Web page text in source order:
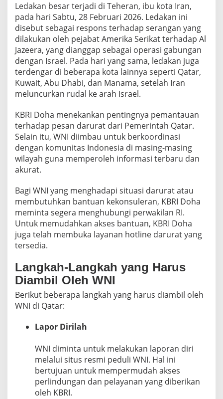
Ledakan besar terjadi di Teheran, ibu kota Iran,
pada hari Sabtu, 28 Februari 2026. Ledakan ini
disebut sebagai respons terhadap serangan yang
dilakukan oleh pejabat Amerika Serikat terhadap Al
Jazeera, yang dianggap sebagai operasi gabungan
dengan Israel. Pada hari yang sama, ledakan juga
terdengar di beberapa kota lainnya seperti Qatar,
Kuwait, Abu Dhabi, dan Manama, setelah Iran
meluncurkan rudal ke arah Israel.
KBRI Doha menekankan pentingnya pemantauan
terhadap pesan darurat dari Pemerintah Qatar.
Selain itu, WNI diimbau untuk berkoordinasi
dengan komunitas Indonesia di masing-masing
wilayah guna memperoleh informasi terbaru dan
akurat.
Bagi WNI yang menghadapi situasi darurat atau
membutuhkan bantuan kekonsuleran, KBRI Doha
meminta segera menghubungi perwakilan RI.
Untuk memudahkan akses bantuan, KBRI Doha
juga telah membuka layanan hotline darurat yang
tersedia.
Langkah-Langkah yang Harus
Diambil Oleh WNI
Berikut beberapa langkah yang harus diambil oleh
WNI di Qatar:
Lapor Dirilah
WNI diminta untuk melakukan laporan diri
melalui situs resmi peduli WNI. Hal ini
bertujuan untuk mempermudah akses
perlindungan dan pelayanan yang diberikan
oleh KBRI.